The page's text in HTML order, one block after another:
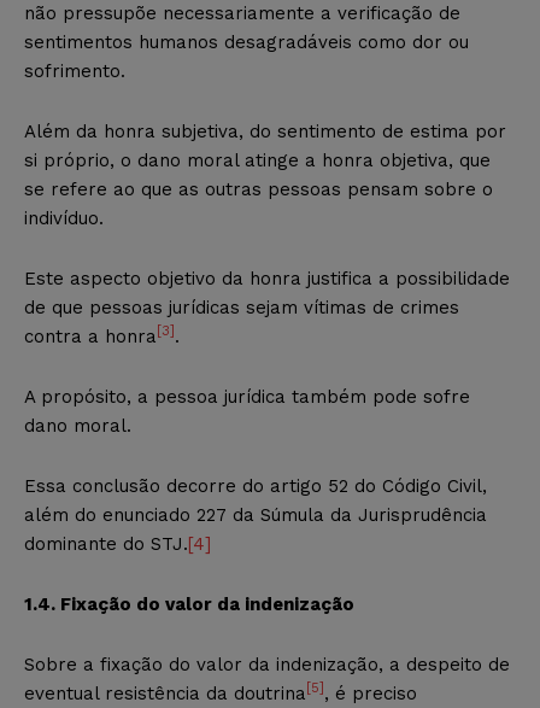
não pressupõe necessariamente a verificação de
sentimentos humanos desagradáveis como dor ou
sofrimento.
Além da honra subjetiva, do sentimento de estima por
si próprio, o dano moral atinge a honra objetiva, que
se refere ao que as outras pessoas pensam sobre o
indivíduo.
Este aspecto objetivo da honra justifica a possibilidade
de que pessoas jurídicas sejam vítimas de crimes
contra a honra [3] .
A propósito, a pessoa jurídica também pode sofre
dano moral.
Essa conclusão decorre do artigo 52 do Código Civil,
além do enunciado 227 da Súmula da Jurisprudência
dominante do STJ.[4]
1.4. Fixação do valor da indenização
Sobre a fixação do valor da indenização, a despeito de
eventual resistência da doutrina [5] , é preciso